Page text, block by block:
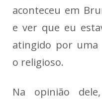
aconteceu em
e ver que eu
atingido por uma
o religioso.
Na opinião